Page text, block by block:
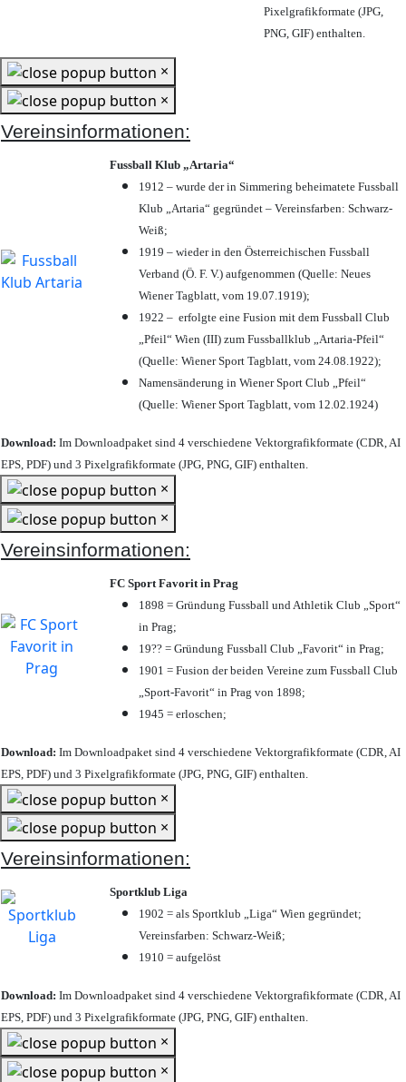
Pixelgrafikformate (JPG,
PNG, GIF) enthalten.
×
×
Vereinsinformationen:
Fussball Klub „Artaria“
1912 – wurde der in Simmering beheimatete Fussball
Klub „Artaria“ gegründet – Vereinsfarben: Schwarz-
Weiß;
1919 – wieder in den Österreichischen Fussball
Verband (Ö. F. V.) aufgenommen (Quelle: Neues
Wiener Tagblatt, vom 19.07.1919);
1922 – erfolgte eine Fusion mit dem Fussball Club
„Pfeil“ Wien (III) zum Fussballklub „Artaria-Pfeil“
(Quelle: Wiener Sport Tagblatt, vom 24.08.1922);
Namensänderung in Wiener Sport Club „Pfeil“
(Quelle: Wiener Sport Tagblatt, vom 12.02.1924)
Download: Im Downloadpaket sind 4 verschiedene Vektorgrafikformate (CDR, AI
EPS, PDF) und 3 Pixelgrafikformate (JPG, PNG, GIF) enthalten.
×
×
Vereinsinformationen:
FC Sport Favorit in Prag
1898 = Gründung Fussball und Athletik Club „Sport“
in Prag;
19?? = Gründung Fussball Club „Favorit“ in Prag;
1901 = Fusion der beiden Vereine zum Fussball Club
„Sport-Favorit“ in Prag von 1898;
1945 = erloschen;
Download: Im Downloadpaket sind 4 verschiedene Vektorgrafikformate (CDR, AI
EPS, PDF) und 3 Pixelgrafikformate (JPG, PNG, GIF) enthalten.
×
×
Vereinsinformationen:
Sportklub Liga
1902 = als Sportklub „Liga“ Wien gegründet;
Vereinsfarben: Schwarz-Weiß;
1910 = aufgelöst
Download: Im Downloadpaket sind 4 verschiedene Vektorgrafikformate (CDR, AI
EPS, PDF) und 3 Pixelgrafikformate (JPG, PNG, GIF) enthalten.
×
×